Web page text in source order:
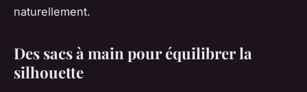
naturellement.
Des sacs à main pour équilibrer la
silhouette